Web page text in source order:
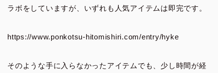
ラボをしていますが、いずれも人気アイテムは即完です。
https://www.ponkotsu-hitomishiri.com/entry/hyke
そのような手に入らなかったアイテムでも、少し時間が経